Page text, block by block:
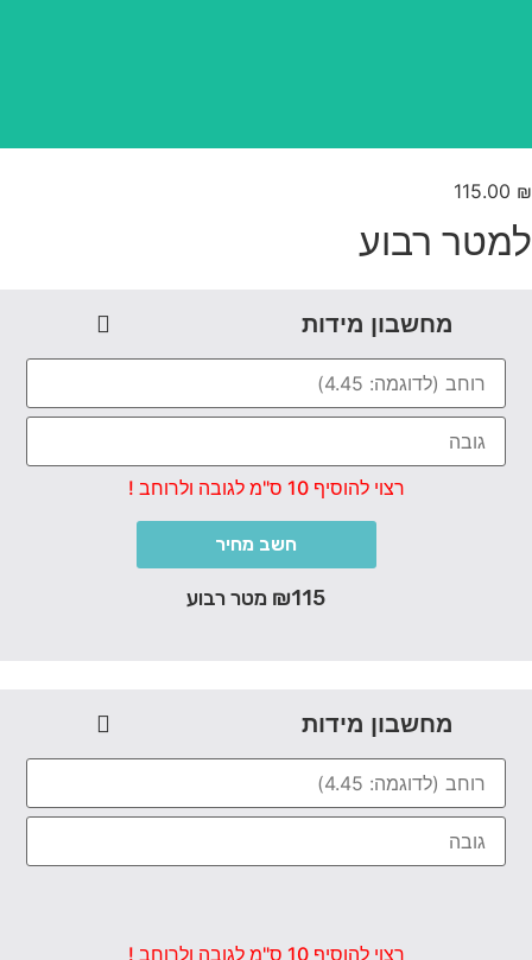
115.00
רבוע
מחשבון מידות
רצוי להוסיף 10 ס"מ לגובה ולרוחב !
חשב מחיר
₪115 מטר רבוע
מחשבון מידות
רצוי להוסיף 10 ס"מ לגובה ולרוחב !